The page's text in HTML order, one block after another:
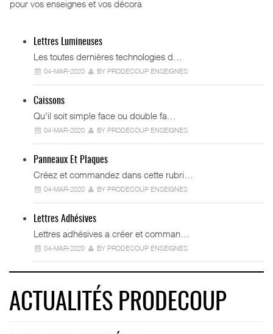
pour vos enseignes et vos décora
Lettres Lumineuses
Les toutes dernières technologies d…
04-MAR-2020 BY PRODECOUP ENSEIGNES
Caissons
Qu'il soit simple face ou double fa…
04-MAR-2020 BY PRODECOUP ENSEIGNES
Panneaux Et Plaques
Créez et commandez dans cette rubri…
04-MAR-2020 BY PRODECOUP ENSEIGNES
Lettres Adhésives
Lettres adhésives a créer et comman…
04-MAR-2020 BY PRODECOUP ENSEIGNES
ACTUALITÉS PRODECOUP